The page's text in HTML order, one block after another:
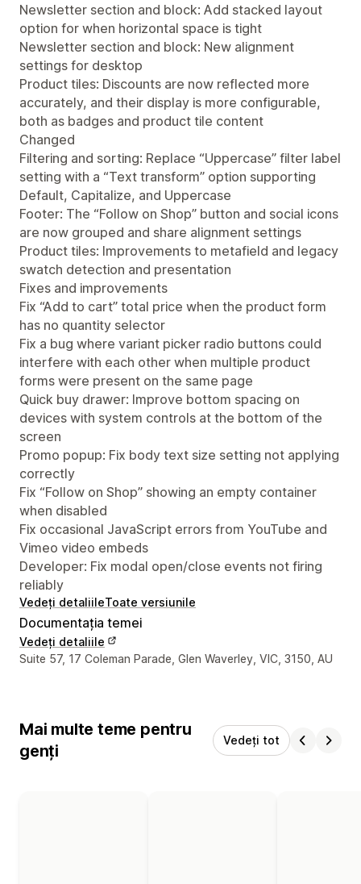
Newsletter section and block: Add stacked layout
option for when horizontal space is tight
Newsletter section and block: New alignment
settings for desktop
Product tiles: Discounts are now reflected more
accurately, and their display is more configurable,
both as badges and product tile content
Changed
Filtering and sorting: Replace “Uppercase” filter label
setting with a “Text transform” option supporting
Default, Capitalize, and Uppercase
Footer: The “Follow on Shop” button and social icons
are now grouped and share alignment settings
Product tiles: Improvements to metafield and legacy
swatch detection and presentation
Fixes and improvements
Fix “Add to cart” total price when the product form
has no quantity selector
Fix a bug where variant picker radio buttons could
interfere with each other when multiple product
forms were present on the same page
Quick buy drawer: Improve bottom spacing on
devices with system controls at the bottom of the
screen
Promo popup: Fix body text size setting not applying
correctly
Fix “Follow on Shop” showing an empty container
when disabled
Fix occasional JavaScript errors from YouTube and
Vimeo video embeds
Developer: Fix modal open/close events not firing
reliably
Vedeți detaliileToate versiunile
Documentația temei
Vedeți detaliile
Detaliile de contact ale designerului
Suite 57, 17 Coleman Parade, Glen Waverley, VIC, 3150, AU
Mai multe teme pentru
genți
Vedeți tot